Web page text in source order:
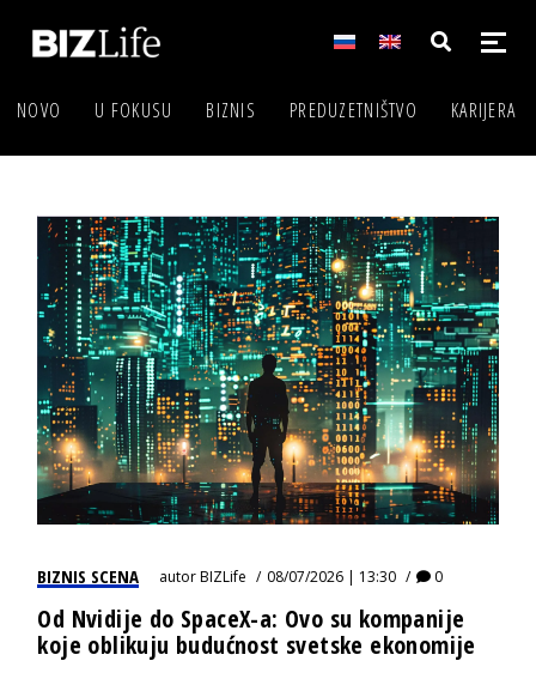
NOVO U FOKUSU BIZNIS PREDUZETNIŠTVO KARIJERA
BIZNIS SCENA autorBIZLife 08/07/2026 | 13:30 0
Od Nvidije do SpaceX-a: Ovo su kompanije
koje oblikuju budućnost svetske ekonomije